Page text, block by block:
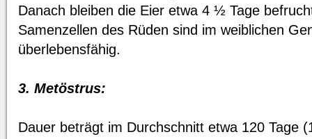
Danach bleiben die Eier etwa 4 ½ Tage
Samenzellen des Rüden sind im weiblichen
überlebensfähig.
3. Metöstrus:
Dauer beträgt im Durchschnitt etwa 120 Tage